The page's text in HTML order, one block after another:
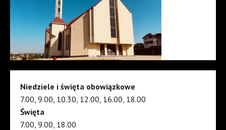
Niedziele i święta obowiązkowe
7.00, 9.00, 10.30, 12.00, 16.00, 18.00
Święta
7.00, 9.00, 18.00